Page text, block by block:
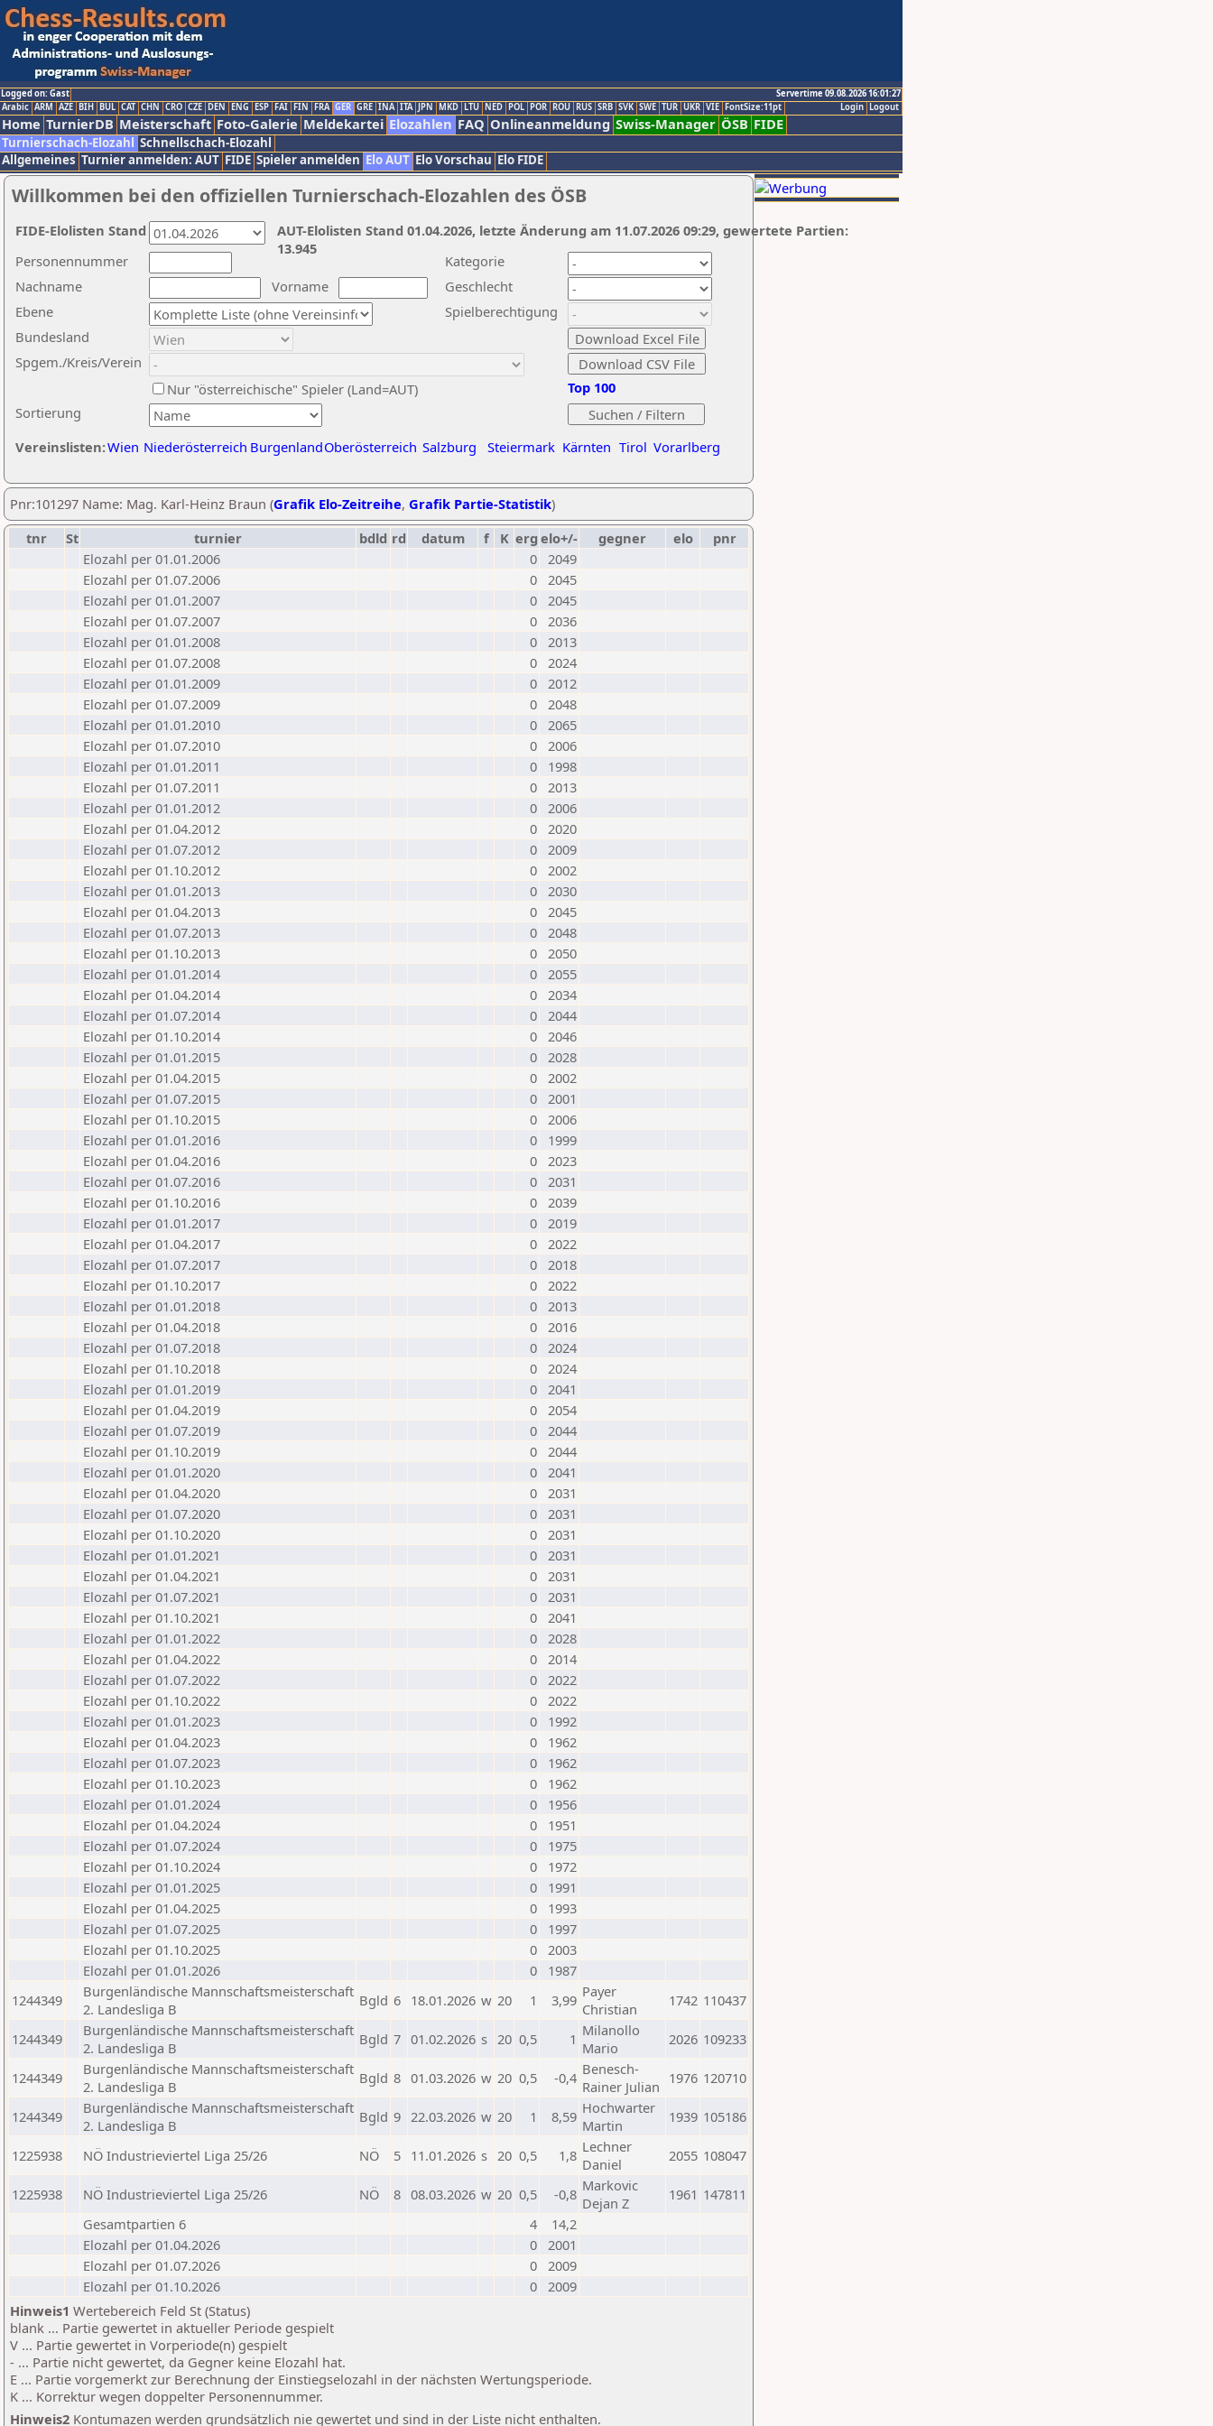
Logged on: Gast
Servertime 09.08.2026 16:01:27
Logout
Login
Arabic ARM AZE BIH BUL CAT CHN CRO CZE DEN ENG ESP FAI FIN FRA GER GRE INA ITA JPN MKD LTU NED POL POR ROU RUS SRB SVK SWE TUR UKR VIE FontSize:11pt
Home TurnierDB Meisterschaft Foto-Galerie Meldekartei Elozahlen FAQ Onlineanmeldung Swiss-Manager ÖSB FIDE
Turnierschach-Elozahl Schnellschach-Elozahl
Allgemeines Turnier anmelden: AUT FIDE Spieler anmelden Elo AUT Elo Vorschau Elo FIDE
Willkommen bei den offiziellen Turnierschach-Elozahlen des ÖSB
Nachname
Vorname
Ebene
Kategorie
Sortierung
Personennummer
Bundesland
Spgem./Kreis/Verein
Geschlecht
Nur "österreichische" Spieler (Land=AUT)
Spielberechtigung
Vereinslisten:Wien Niederösterreich BurgenlandOberösterreich Salzburg Steiermark Kärnten Tirol Vorarlberg
Top 100
AUT-Elolisten Stand 01.04.2026, letzte Änderung am 11.07.2026 09:29, gewertete Partien:
13.945
FIDE-Elolisten Stand
Pnr:101297 Name: Mag. Karl-Heinz Braun (Grafik Elo-Zeitreihe, Grafik Partie-Statistik)
tnr
St turnier bdld rd datum f K erg elo+/- gegner elo
pnr
Elozahl per 01.01.2006
0 2049
Elozahl per 01.07.2006
0 2045
Elozahl per 01.01.2007
0 2045
Elozahl per 01.07.2007
0 2036
Elozahl per 01.01.2008
0 2013
Elozahl per 01.07.2008
0 2024
Elozahl per 01.01.2009
0 2012
Elozahl per 01.07.2009
0 2048
Elozahl per 01.01.2010
0 2065
Elozahl per 01.07.2010
0 2006
Elozahl per 01.01.2011
0
1998
Elozahl per 01.07.2011
0 2013
Elozahl per 01.01.2012
0 2006
Elozahl per 01.04.2012
0 2020
Elozahl per 01.07.2012
0 2009
Elozahl per 01.10.2012
0 2002
Elozahl per 01.01.2013
0 2030
Elozahl per 01.04.2013
0 2045
Elozahl per 01.07.2013
0 2048
Elozahl per 01.10.2013
0 2050
Elozahl per 01.01.2014
0 2055
Elozahl per 01.04.2014
0 2034
Elozahl per 01.07.2014
0 2044
Elozahl per 01.10.2014
0 2046
Elozahl per 01.01.2015
0 2028
Elozahl per 01.04.2015
0 2002
Elozahl per 01.07.2015
0 2001
Elozahl per 01.10.2015
0 2006
Elozahl per 01.01.2016
0
1999
Elozahl per 01.04.2016
0 2023
Elozahl per 01.07.2016
0 2031
Elozahl per 01.10.2016
0 2039
Elozahl per 01.01.2017
0 2019
Elozahl per 01.04.2017
0 2022
Elozahl per 01.07.2017
0 2018
Elozahl per 01.10.2017
0 2022
Elozahl per 01.01.2018
0 2013
Elozahl per 01.04.2018
0 2016
Elozahl per 01.07.2018
0 2024
Elozahl per 01.10.2018
0 2024
Elozahl per 01.01.2019
0 2041
Elozahl per 01.04.2019
0 2054
Elozahl per 01.07.2019
0 2044
Elozahl per 01.10.2019
0 2044
Elozahl per 01.01.2020
0 2041
Elozahl per 01.04.2020
0 2031
Elozahl per 01.07.2020
0 2031
Elozahl per 01.10.2020
0 2031
Elozahl per 01.01.2021
0 2031
Elozahl per 01.04.2021
0 2031
Elozahl per 01.07.2021
0 2031
Elozahl per 01.10.2021
0 2041
Elozahl per 01.01.2022
0 2028
Elozahl per 01.04.2022
0 2014
Elozahl per 01.07.2022
0 2022
Elozahl per 01.10.2022
0 2022
Elozahl per 01.01.2023
0
1992
Elozahl per 01.04.2023
0
1962
Elozahl per 01.07.2023
0
1962
Elozahl per 01.10.2023
0
1962
Elozahl per 01.01.2024
0
1956
Elozahl per 01.04.2024
0
1951
Elozahl per 01.07.2024
0
1975
Elozahl per 01.10.2024
0
1972
Elozahl per 01.01.2025
0
1991
Elozahl per 01.04.2025
0
1993
Elozahl per 01.07.2025
0
1997
Elozahl per 01.10.2025
0 2003
Elozahl per 01.01.2026
0
1987
1244349
Burgenländische Mannschaftsmeisterschaft
2. Landesliga B
Bgld 6 18.01.2026 w 20 1 3,99 Payer
Christian
1742 110437
1244349
Burgenländische Mannschaftsmeisterschaft
2. Landesliga B
Bgld 7 01.02.2026 s 20 0,5 1 Milanollo
Mario
2026 109233
1244349
Burgenländische Mannschaftsmeisterschaft
2. Landesliga B
Bgld 8 01.03.2026 w 20 0,5 -0,4 Benesch-
Rainer Julian 1976 120710
1244349
Burgenländische Mannschaftsmeisterschaft
2. Landesliga B
Bgld 9 22.03.2026 w 20 1 8,59 Hochwarter
Martin
1939 105186
1225938 NÖ Industrieviertel Liga 25/26 NÖ 5 11.01.2026 s 20 0,5 1,8 Lechner
Daniel
2055 108047
1225938 NÖ Industrieviertel Liga 25/26 NÖ 8 08.03.2026 w 20 0,5 -0,8 Markovic
Dejan Z
1961 147811
Gesamtpartien 6
4
14,2
Elozahl per 01.04.2026
0 2001
Elozahl per 01.07.2026
0 2009
Elozahl per 01.10.2026
0 2009
Hinweis1 Wertebereich Feld St (Status)
blank ... Partie gewertet in aktueller Periode gespielt
V ... Partie gewertet in Vorperiode(n) gespielt
- ... Partie nicht gewertet, da Gegner keine Elozahl hat.
E ... Partie vorgemerkt zur Berechnung der Einstiegselozahl in der nächsten Wertungsperiode.
K ... Korrektur wegen doppelter Personennummer.
Hinweis2 Kontumazen werden grundsätzlich nie gewertet und sind in der Liste nicht enthalten.